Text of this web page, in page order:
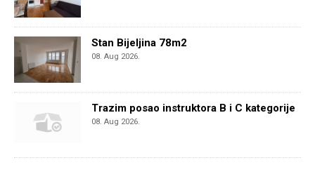
Stan Bijeljina 78m2
08. Aug 2026.
Trazim posao instruktora B i C kategorije
08. Aug 2026.